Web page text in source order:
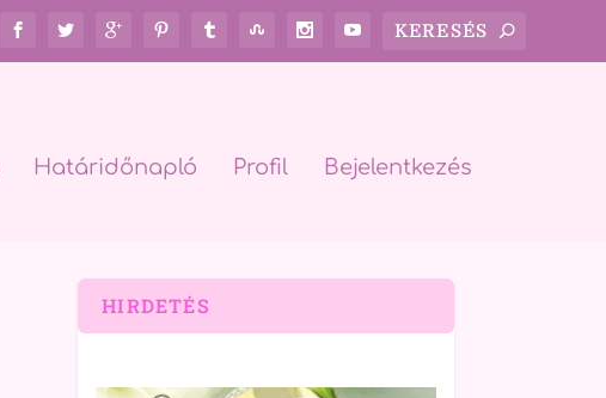
Határidőnapló Profil Bejelentkezés
HIRDETÉS